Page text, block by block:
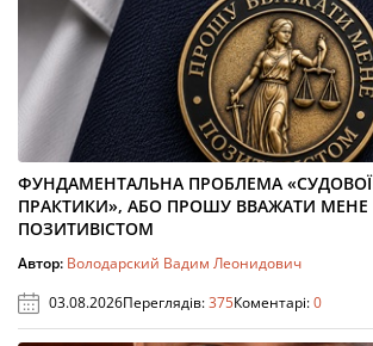
ФУНДАМЕНТАЛЬНА ПРОБЛЕМА «СУДОВОЇ
ПРАКТИКИ», АБО ПРОШУ ВВАЖАТИ МЕНЕ
ПОЗИТИВІСТОМ
Автор: Володарский Вадим Леонидович
03.08.2026Переглядів:375Коментарі:0